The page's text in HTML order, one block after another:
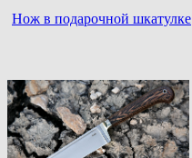
Нож в подарочной шкатулке